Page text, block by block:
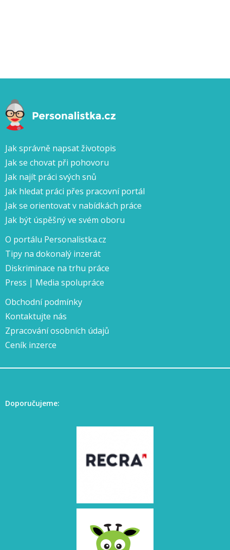
Jak správně napsat životopis
Jak se chovat při pohovoru
Jak najít práci svých snů
Jak hledat práci přes pracovní portál
Jak se orientovat v nabídkách práce
Jak být úspěšný ve svém oboru
O portálu Personalistka.cz
Tipy na dokonalý inzerát
Diskriminace na trhu práce
Press | Media spolupráce
Obchodní podmínky
Kontaktujte nás
Zpracování osobních údajů
Ceník inzerce
Doporučujeme: